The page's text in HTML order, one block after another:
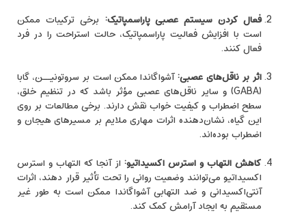
فعال کردن سیستم عصبی پاراسمپاتیک: برخی ترکیبات ممکن
است با افزایش فعالیت پاراسمپاتیک، حالت استراحت را در فرد
فعال کنند.
اثر بر ناقل‌های عصبی:آشواگاندا ممکن است بر سروتونیــن، گابا
(GABA) و سایر ناقل‌های عصبی مؤثر باشد که در تنظیم خلق،
سطح اضطراب و کیفیت خواب نقش دارند. برخی مطالعات بر روی
این گیاه، نشان‌دهنده اثرات مهاری ملایم بر مسیرهای هیجان و
اضطراب بوده‌اند.
کاهش التهاب و استرس اکسیداتیو: از آنجا که التهاب و استرس
اکسیداتیو می‌توانند وضعیت روانی را تحت تأثیر قرار دهند، اثرات
آنتی‌اکسیدانی و ضد التهابی آشواگاندا ممکن است به ‌طور غیر
مستقیم به ایجاد آرامش کمک کند.